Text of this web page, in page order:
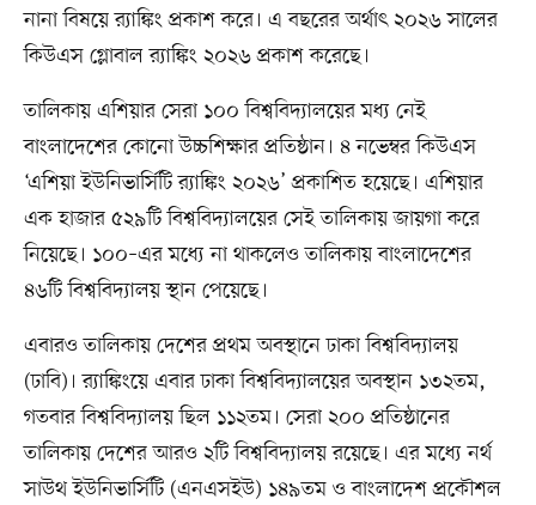
নানা বিষয়ে র‌্যাঙ্কিং প্রকাশ করে। এ বছরের অর্থাৎ ২০২৬ সালের
কিউএস গ্লোবাল র‌্যাঙ্কিং ২০২৬ প্রকাশ করেছে।
তালিকায় এশিয়ার সেরা ১০০ বিশ্ববিদ্যালয়ের মধ্য নেই
বাংলাদেশের কোনো উচ্চশিক্ষার প্রতিষ্ঠান। ৪ নভেম্বর কিউএস
‘এশিয়া ইউনিভার্সিটি র‍্যাঙ্কিং ২০২৬’ প্রকাশিত হয়েছে। এশিয়ার
এক হাজার ৫২৯টি বিশ্ববিদ্যালয়ের সেই তালিকায় জায়গা করে
নিয়েছে। ১০০–এর মধ্যে না থাকলেও তালিকায় বাংলাদেশের
৪৬টি বিশ্ববিদ্যালয় স্থান পেয়েছে।
এবারও তালিকায় দেশের প্রথম অবস্থানে ঢাকা বিশ্ববিদ্যালয়
(ঢাবি)। র‍্যাঙ্কিংয়ে এবার ঢাকা বিশ্ববিদ্যালয়ের অবস্থান ১৩২তম,
গতবার বিশ্ববিদ্যালয় ছিল ১১২তম। সেরা ২০০ প্রতিষ্ঠানের
তালিকায় দেশের আরও ২টি বিশ্ববিদ্যালয় রয়েছে। এর মধ্যে নর্থ
সাউথ ইউনিভার্সিটি (এনএসইউ) ১৪৯তম ও বাংলাদেশ প্রকৌশল